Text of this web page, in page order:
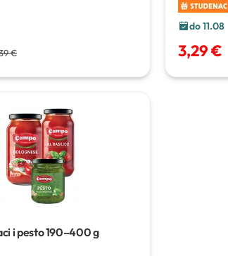
€
do 11.08
3,29 €
i pesto190–400 g